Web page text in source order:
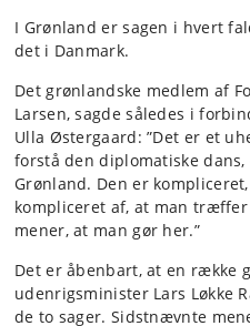
I Grønland er sagen i hvert
det i Danmark.
Det grønlandske medlem af
Larsen, sagde således i
Ulla Østergaard: ”Det er et
forstå den diplomatiske
Grønland. Den er
kompliceret af, at man træffer
mener, at man gør her.”
Det er åbenbart, at en række
udenrigsminister Lars Løkke
de to sager. Sidstnævnte